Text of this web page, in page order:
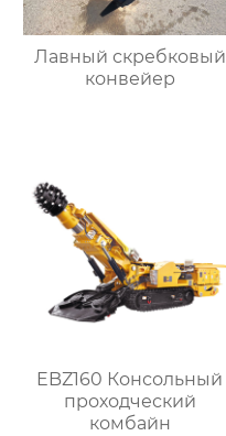
Лавный скребковый
конвейер
EBZ160 Консольный
проходческий
комбайн